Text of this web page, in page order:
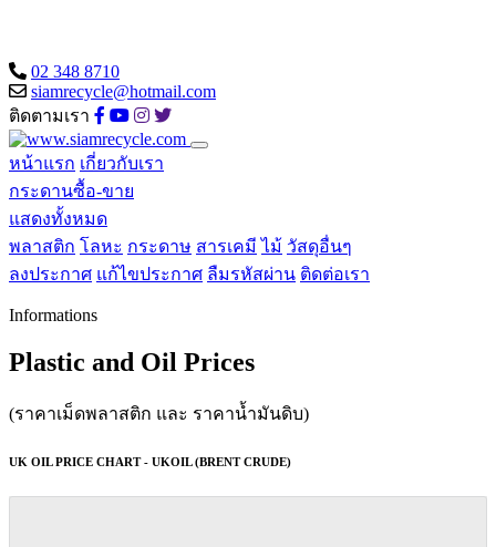
02 348 8710
siamrecycle@hotmail.com
ติดตามเรา
หน้าแรก เกี่ยวกับเรา
กระดานซื้อ-ขาย
แสดงทั้งหมด
พลาสติก โลหะ กระดาษ สารเคมี ไม้ วัสดุอื่นๆ
ลงประกาศ แก้ไขประกาศ ลืมรหัสผ่าน ติดต่อเรา
Informations
Plastic and Oil Prices
(ราคาเม็ดพลาสติก และ ราคาน้ำมันดิบ)
UK OIL PRICE CHART - UKOIL (BRENT CRUDE)